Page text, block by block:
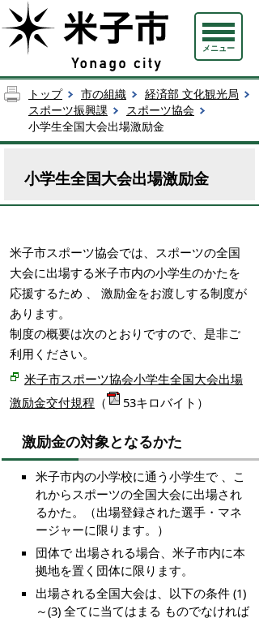
メニュー
トップ 市の組織
経済部 文化観光局
スポーツ振興課
スポーツ協会
小学生全国大会出場激励金
小学生全国大会出場激励金
米子市スポーツ協会では、スポーツの全国
大会に出場する米子市内の小学生のかたを
応援するため 、 激励金をお渡しする制度が
あります。
制度の概要は次のとおりですので、是非ご
利用ください。
米子市スポーツ協会小学生全国大会出場
激励金交付規程 （ 53キロバイト）
激励金の対象となるかた
米子市内の小学校に通う小学生で 、こ
れからスポーツの全国大会に出場され
るかた。（出場登録された選手・マネ
ージャーに限ります。）
団体で 出場される場合、米子市内に本
拠地を置く団体に限ります。
出場される全国大会は、以下の条件 (1)
～(3) 全てに当てはまる ものでなければ